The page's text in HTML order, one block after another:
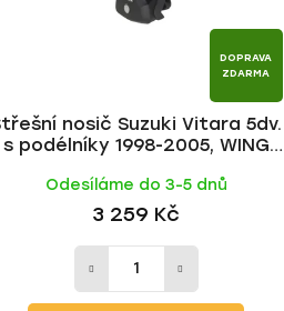
DOPRAVA
ZDARMA
nosič Suzuki Vitara 5dv.
s podélníky 1998-2005, WING
Odesíláme do 3-5 dnů
3 259 Kč